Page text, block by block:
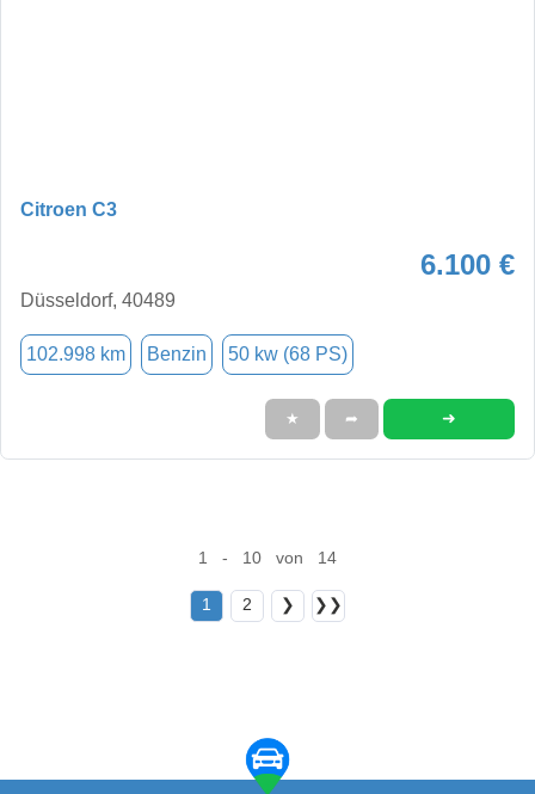
Citroen C3
6.100 €
Düsseldorf, 40489
102.998 km Benzin 50 kw (68 PS)
★ ➦ ➜
1 - 10 von 14
1 2 ❯ ❯❯